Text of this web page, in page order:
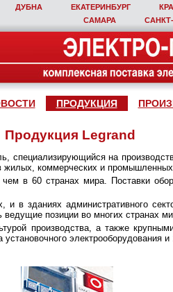
ДУБНА ЕКАТЕРИНБУРГ
САМАРА
ПРОДУКЦИЯ
Продукция Legrand
специализирующийся на
жилых, коммерческих и
в 60 странах мира. Поставки
в зданиях административного
позиции во многих странах
производства, а также
электрооборудования